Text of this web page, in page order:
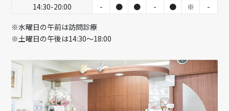
14:30-20:00
- ● ● - ● ※
-
※水曜日の午前は訪問診療
※土曜日の午後は14:30～18:00